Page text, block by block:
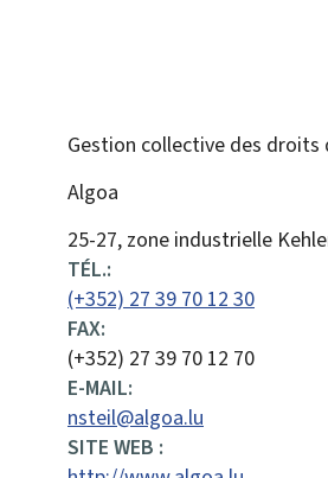
Gestion collective des droits
Algoa
ADRESSE
:
25-27, zone industrielle
TÉL.:
(+352) 27 39 70 12 30
FAX:
(+352) 27 39 70 12 70
E-MAIL:
nsteil@algoa.lu
SITE WEB :